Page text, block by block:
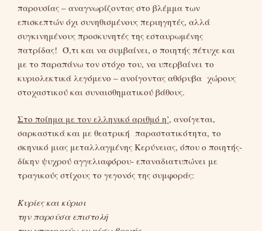
παρουσίας – αναγνωρίζοντας στο βλέμμα των
επισκεπτών όχι συνηθισμένους περιηγητές, αλλά
συγκινημένους προσκυνητές της εσταυρωμένης
πατρίδας! Ό,τι και να συμβαίνει, ο ποιητής πέτυχε και
με το παραπάνω τον στόχο του, να υπερβαίνει το
κυριολεκτικά λεγόμενο – ανοίγοντας αθόρυβα χώρους
στοχαστικού και συναισθηματικού βάθους.
Στο ποίημα με τον ελληνικό αριθμό η’, ανοίγεται,
σαρκαστικά και με θεατρική παραστατικότητα, το
σκηνικό μιας μεταλλαγμένης Κερύνειας, όπου ο ποιητής-
δίκην ψυχρού αγγελιαφόρου- επαναδιατυπώνει με
τραγικούς στίχους το γεγονός της συμφοράς:
Κυρίες και κύριοι
την παρούσα επιστολή